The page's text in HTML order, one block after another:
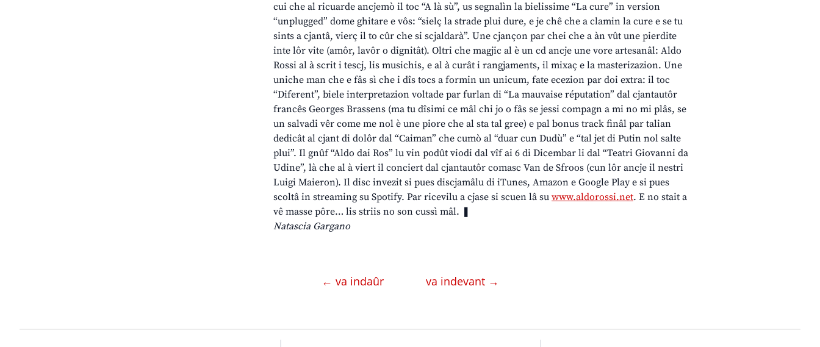
cui che al ricuarde ancjemò il toc “A là sù”, us segnalìn la bielissime “La cure” in version
“unplugged” dome ghitare e vôs: “sielç la strade plui dure, e je chê che a clamin la cure e se tu
sints a cjantâ, vierç il to cûr che si scjaldarà”. Une cjançon par chei che a àn vût une pierdite
inte lôr vite (amôr, lavôr o dignitât). Oltri che magjic al è un cd ancje une vore artesanâl: Aldo
Rossi al à scrit i tescj, lis musichis, e al à curât i rangjaments, il mixaç e la masterizazion. Une
uniche man che e fâs sì che i dîs tocs a formin un unicum, fate ecezion par doi extra: il toc
“Diferent”, biele interpretazion voltade par furlan di “La mauvaise réputation” dal cjantautôr
francês Georges Brassens (ma tu dîsimi ce mâl chi jo o fâs se jessi compagn a mi no mi plâs, se
un salvadi vêr come me nol è une piore che al sta tal gree) e pal bonus track finâl par talian
dedicât al cjant di dolôr dal “Caiman” che cumò al “duar cun Dudù” e “tal jet di Putin nol salte
plui”. Il gnûf “Aldo dai Ros” lu vin podût viodi dal vîf ai 6 di Dicembar li dal “Teatri Giovanni da
Udine”, là che al à viert il conciert dal cjantautôr comasc Van de Sfroos (cun lôr ancje il nestri
Luigi Maieron). Il disc invezit si pues discjamâlu di iTunes, Amazon e Google Play e si pues
scoltâ in streaming su Spotify. Par ricevilu a cjase si scuen lâ su www.aldorossi.net. E no stait a
vê masse pôre… lis striis no son cussì mâl. ❚
Natascia Gargano
← va indaûr va indevant →